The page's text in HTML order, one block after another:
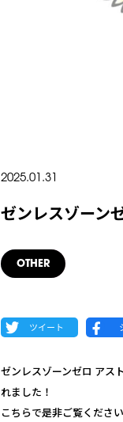
2025.01.31
ゼンレスゾーン
OTHER
ゼンレスゾーンゼロ アス
れました！
こちらで是非ご覧くださ